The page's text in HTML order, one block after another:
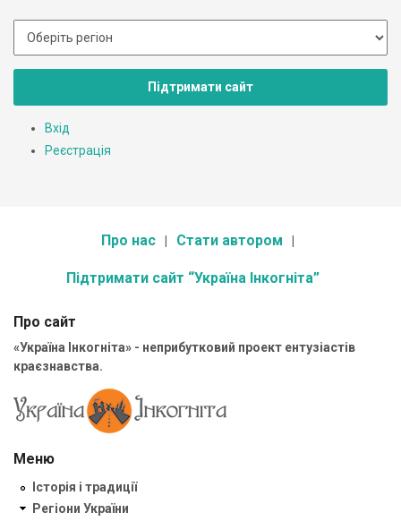
Підтримати сайт
Вхід
Реєстрація
Про нас Стати автором
Підтримати сайт “Україна Інкогніта”
Про сайт
«Україна Інкогніта» - неприбутковий проект ентузіастів
краєзнавства.
Меню
Історія і традиції
Регіони України